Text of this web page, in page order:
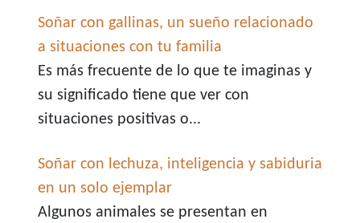
Soñar con gallinas, un sueño relacionado
a situaciones con tu familia
Es más frecuente de lo que te imaginas y
su significado tiene que ver con
situaciones positivas o...
Soñar con lechuza, inteligencia y sabiduria
en un solo ejemplar
Algunos animales se presentan en